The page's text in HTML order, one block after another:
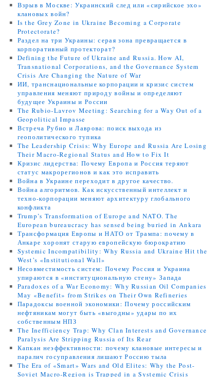
Взрыв в Москве: Украинский след или «сирийское эхо»
клановых войн?
Is the Grey Zone in Ukraine Becoming a Corporate
Protectorate?
Раздел на три Украины: серая зона превращается в
корпоративный протекторат?
Defining the Future of Ukraine and Russia. How AI,
Transnational Corporations, and the Governance System
Crisis Are Changing the Nature of War
ИИ, транснациональные корпорации и кризис систем
управления меняют природу войны и определяют
будущее Украины и России
The Rubio-Lavrov Meeting: Searching for a Way Out of a
Geopolitical Impasse
Встреча Рубио и Лаврова: поиск выхода из
геополитического тупика
The Leadership Crisis: Why Europe and Russia Are Losing
Their Macro-Regional Status and How to Fix It
Кризис лидерства: Почему Европа и Россия теряют
статус макрорегионов и как это исправить
Война в Украине переходит в другое качество.
Война алгоритмов. Как искусственный интеллект и
техно-корпорации меняют архитектуру глобального
конфликта
Trump’s Transformation of Europe and NATO. The
European bureaucracy has sensed being buried in Ankara
Трансформация Европы и НАТО от Трампа: почему в
Анкаре хоронят старую европейскую бюрократию
Systemic Incompatibility: Why Russia and Ukraine Hit the
West’s «Institutional Wall»
Несовместимость систем: Почему Россия и Украина
упираются в «институциональную стену» Запада
Paradoxes of a War Economy: Why Russian Oil Companies
May «Benefit» from Strikes on Their Own Refineries
Парадоксы военной экономики: Почему российским
нефтяникам могут быть «выгодны» удары по их
собственным НПЗ
The Inefficiency Trap: Why Clan Interests and Governance
Paralysis Are Stripping Russia of Its Rear
Капкан неэффективности: почему клановые интересы и
паралич госуправления лишают Россию тыла
The Era of «Smart» Wars and Old Elites: Why the Post-
Soviet Macro-Region is Trapped in a Systemic Crisis